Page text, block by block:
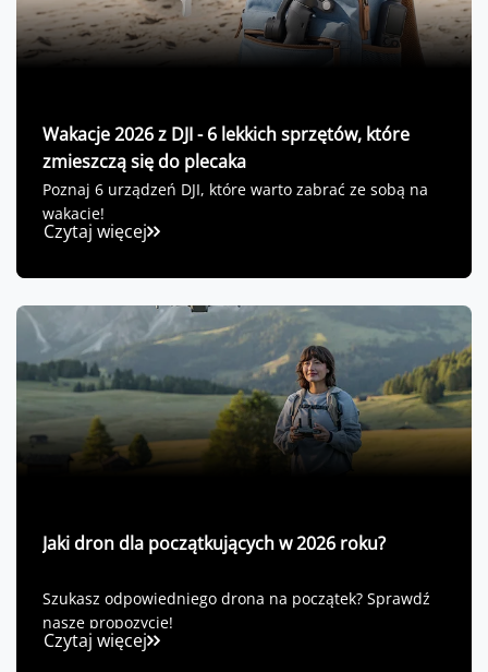
Wakacje 2026 z DJI - 6 lekkich sprzętów, które
zmieszczą się do plecaka
Poznaj 6 urządzeń DJI, które warto zabrać ze sobą na
wakacje!
Czytaj więcej
Jaki dron dla początkujących w 2026 roku?
Szukasz odpowiedniego drona na początek? Sprawdź
nasze propozycje!
Czytaj więcej